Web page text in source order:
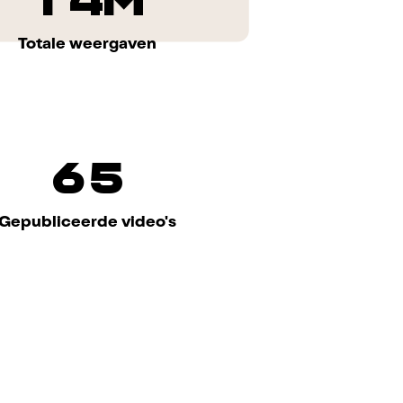
Totale weergaven
65
video's